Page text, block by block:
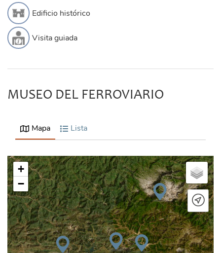
Edificio histórico
Visita guiada
MUSEO DEL FERROVIARIO
Mapa Lista
+
−